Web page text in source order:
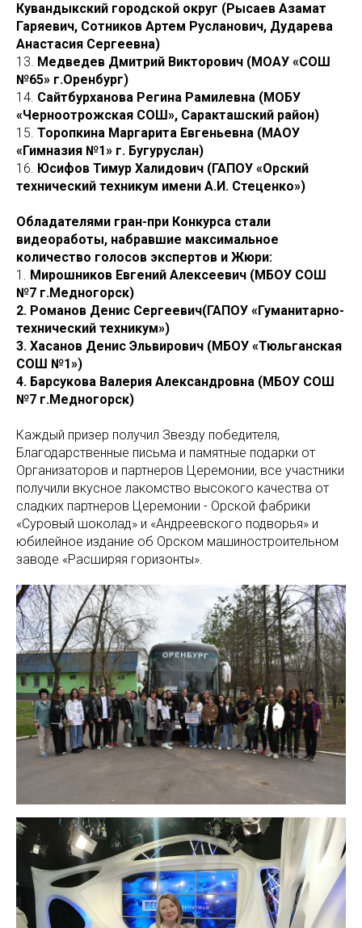
Кувандыкский городской округ (Рысаев Азамат
Гаряевич, Сотников Артем Русланович, Дударева
Анастасия Сергеевна)
13. Медведев Дмитрий Викторович (МОАУ «СОШ
№65» г.Оренбург)
14. Сайтбурханова Регина Рамилевна (МОБУ
«Черноотрожская СОШ», Саракташский район)
15. Торопкина Маргарита Евгеньевна (МАОУ
«Гимназия №1» г. Бугуруслан)
16. Юсифов Тимур Халидович (ГАПОУ «Орский
технический техникум имени А.И. Стеценко»)
Обладателями гран-при Конкурса стали
видеоработы, набравшие максимальное
количество голосов экспертов и Жюри:
1. Мирошников Евгений Алексеевич (МБОУ СОШ
№7 г.Медногорск)
2. Романов Денис Сергеевич(ГАПОУ «Гуманитарно-
технический техникум»)
3. Хасанов Денис Эльвирович (МБОУ «Тюльганская
СОШ №1»)
4. Барсукова Валерия Александровна (МБОУ СОШ
№7 г.Медногорск)
Каждый призер получил Звезду победителя,
Благодарственные письма и памятные подарки от
Организаторов и партнеров Церемонии, все участники
получили вкусное лакомство высокого качества от
сладких партнеров Церемонии - Орской фабрики
«Суровый шоколад» и «Андреевского подворья» и
юбилейное издание об Орском машиностроительном
заводе «Расширяя горизонты».